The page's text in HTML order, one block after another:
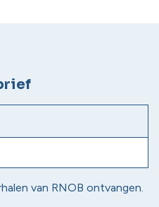
van RNOB ontvangen.